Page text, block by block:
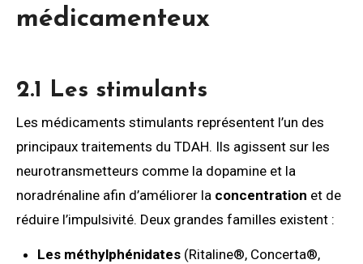
médicamenteux
2.1 Les stimulants
Les médicaments stimulants représentent l’un des
principaux traitements du TDAH. Ils agissent sur les
neurotransmetteurs comme la dopamine et la
noradrénaline afin d’améliorer la concentration et de
réduire l’impulsivité. Deux grandes familles existent :
Les méthylphénidates(Ritaline®, Concerta®,